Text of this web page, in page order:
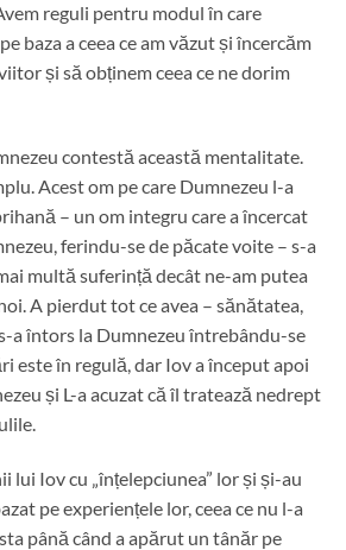
reguli pentru modul în care
baza a ceea ce am văzut și încercăm
și să obținem ceea ce ne dorim
contestă această mentalitate.
Acest om pe care Dumnezeu l-a
– un om integru care a încercat
ferindu-se de păcate voite – s-a
multă suferință decât ne-am putea
A pierdut tot ce avea – sănătatea,
a întors la Dumnezeu întrebându-se
este în regulă, dar Iov a început apoi
și L-a acuzat că îl tratează nedrept
lui Iov cu „înțelepciunea” lor și și-au
pe experiențele lor, ceea ce nu l-a
până când a apărut un tânăr pe